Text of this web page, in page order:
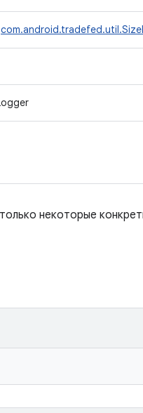
некоторые